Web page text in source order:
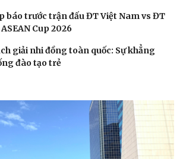
báo trước trận đấu ĐT Việt Nam vs ĐT
Cup 2026
giải nhi đồng toàn quốc: Sự khẳng
đào tạo trẻ